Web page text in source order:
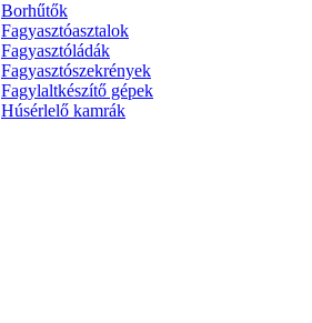
Borhűtők
Fagyasztóasztalok
Fagyasztóládák
Fagyasztószekrények
Fagylaltkészítő gépek
Húsérlelő kamrák